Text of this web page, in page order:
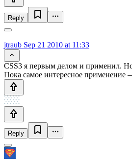
Reply
jtraub Sep 21 2010 at 11:33
CSS3 я первым делом и применил.
Пока самое интересное применение
Reply